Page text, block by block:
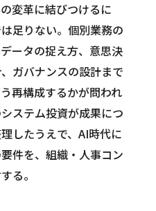
変革に結びつけるに
足りない。個別業務の
ータの捉え方、意思決
ガバナンスの設計まで
再構成するかが問われ
ステム投資が成果につ
したうえで、AI時代に
件を、組織・人事コン
る。